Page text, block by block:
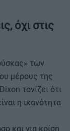
όχι στις
των
μέρους της
τονίζει ότι
η ικανότητα
και για κρίση